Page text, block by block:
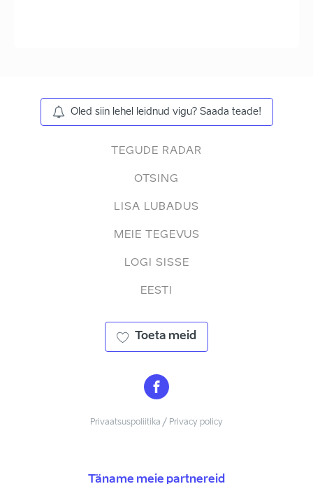
Oled siin lehel leidnud vigu? Saada teade!
TEGUDE RADAR
OTSING
LISA LUBADUS
MEIE TEGEVUS
LOGI SISSE
EESTI
Toeta meid
Privaatsuspoliitika / Privacy policy
Täname meie partnereid